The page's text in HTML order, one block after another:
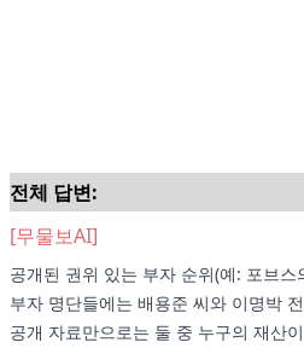
전체 답변:
[무물보AI]
공개된 권위 있는 부자 순위(예: 포브
부자 명단들에는 배용준 씨와 이명박
공개 자료만으로는 둘 중 누구의 재산